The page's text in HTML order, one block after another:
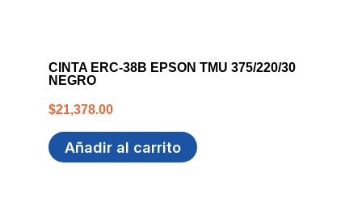
CINTA ERC-38B EPSON TMU 375/220/30
NEGRO
$21,378.00
Añadir al carrito